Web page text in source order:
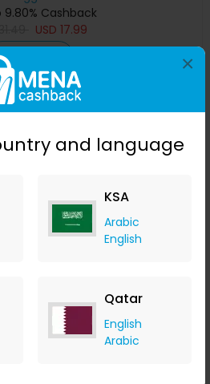
and language
KSA
Arabic
English
Qatar
English
Arabic
×
9.80% Cashback
USD 17.99
Buy Now
Banggood